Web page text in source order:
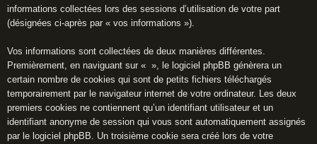
informations collectées lors des sessions d’utilisation de votre part
(désignées ci-après par « vos informations »).
Vos informations sont collectées de deux manières différentes.
Premièrement, en naviguant sur « », le logiciel phpBB génèrera un
certain nombre de cookies qui sont de petits fichiers téléchargés
temporairement par le navigateur internet de votre ordinateur. Les deux
premiers cookies ne contiennent qu’un identifiant utilisateur et un
identifiant anonyme de session qui vous sont automatiquement assignés
par le logiciel phpBB. Un troisième cookie sera créé lors de votre